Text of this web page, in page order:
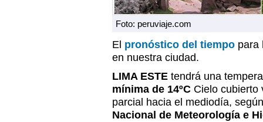
Foto: peruviaje.com
El pronóstico del tiempo para
en nuestra ciudad.
LIMA ESTE tendrá una
mínima de 14ºC Cielo cubierto
parcial hacia el mediodía,
Nacional de Meteorología e